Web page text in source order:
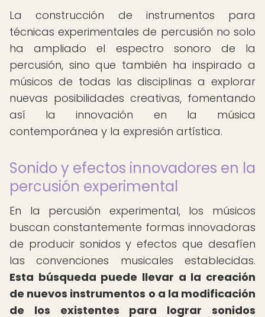
La construcción de instrumentos para
técnicas experimentales de percusión no solo
ha ampliado el espectro sonoro de la
percusión, sino que también ha inspirado a
músicos de todas las disciplinas a explorar
nuevas posibilidades creativas, fomentando
así la innovación en la música
contemporánea y la expresión artística.
Sonido y efectos innovadores en la
percusión experimental
En la percusión experimental, los músicos
buscan constantemente formas innovadoras
de producir sonidos y efectos que desafíen
las convenciones musicales establecidas.
Esta búsqueda puede llevar a la creación
de nuevos instrumentos o a la modificación
de los existentes para lograr sonidos